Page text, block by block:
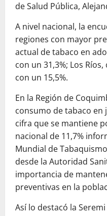
de Salud Pública,
A nivel nacional, la
regiones con mayor
actual de tabaco en
con un 31,3%; Los
con un 15,5%.
En la Región de
consumo de tabaco en
cifra que se mantiene
nacional de 11,7%
Mundial de
desde la Autoridad
importancia de
preventivas en la
Así lo destacó la